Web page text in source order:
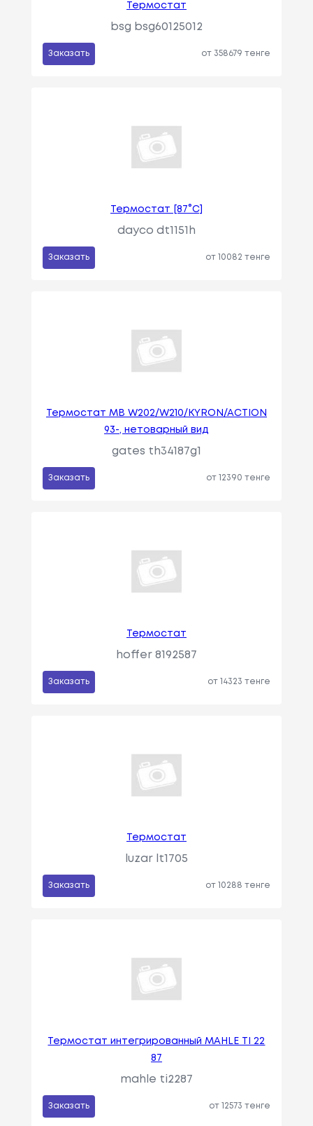
Термостат
bsg bsg60125012
Заказать от 358679 тенге
Термостат [87°C]
dayco dt1151h
Заказать от 10082 тенге
Термостат MB W202/W210/KYRON/ACTION
93-, нетоварный вид
gates th34187g1
Заказать от 12390 тенге
Термостат
hoffer 8192587
Заказать от 14323 тенге
Термостат
luzar lt1705
Заказать от 10288 тенге
Термостат интегрированный MAHLE TI 22
87
mahle ti2287
Заказать от 12573 тенге